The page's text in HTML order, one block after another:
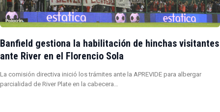
Banfield gestiona la habilitación de hinchas visitantes
ante River en el Florencio Sola
La comisión directiva inició los trámites ante la APREVIDE para albergar
parcialidad de River Plate en la cabecera…